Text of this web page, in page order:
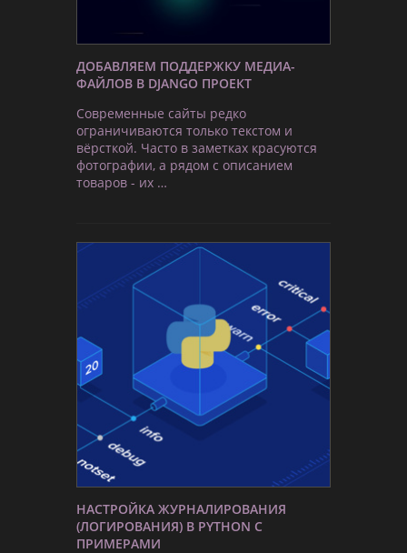
ДОБАВЛЯЕМ ПОДДЕРЖКУ МЕДИА-
ФАЙЛОВ В DJANGO ПРОЕКТ
Современные сайты редко
ограничиваются только текстом и
вёрсткой. Часто в заметках красуются
фотографии, а рядом с описанием
товаров - их …
НАСТРОЙКА ЖУРНАЛИРОВАНИЯ
(ЛОГИРОВАНИЯ) В PYTHON С
ПРИМЕРАМИ